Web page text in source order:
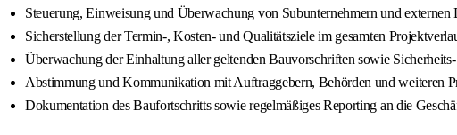
Steuerung, Einweisung und Überwachung von Subunternehmern und externen
Sicherstellung der Termin-, Kosten- und Qualitätsziele im gesamten
Überwachung der Einhaltung aller geltenden Bauvorschriften sowie
Abstimmung und Kommunikation mit Auftraggebern, Behörden und weiteren
Dokumentation des Baufortschritts sowie regelmäßiges Reporting an die